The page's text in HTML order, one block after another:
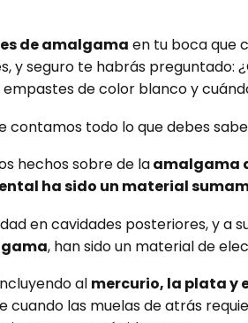
de amalgama en tu boca que
y seguro te habrás preguntado:
de color blanco y
contamos todo lo que debes
hechos sobre de laamalgama
ha sido un material
en cavidades posteriores, y
, han sido un material de
al mercurio, la plata y
cuando las muelas de atrás